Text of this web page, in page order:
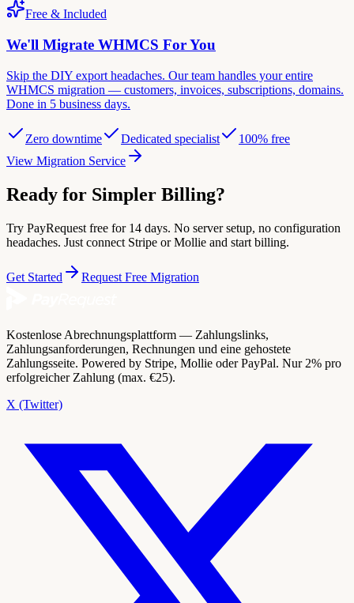
Free & Included
We'll Migrate WHMCS For You
Skip the DIY export headaches. Our team handles your entire
WHMCS migration — customers, invoices, subscriptions, domains.
Done in 5 business days.
Zero downtime Dedicated specialist
100% free
View Migration Service
Ready for Simpler Billing?
Try PayRequest free for 14 days. No server setup, no configuration
headaches. Just connect Stripe or Mollie and start billing.
Get Started Request Free Migration
Kostenlose Abrechnungsplattform — Zahlungslinks,
Zahlungsanforderungen, Rechnungen und eine gehostete
Zahlungsseite. Powered by Stripe, Mollie oder PayPal. Nur 2% pro
erfolgreicher Zahlung (max. €25).
X (Twitter)